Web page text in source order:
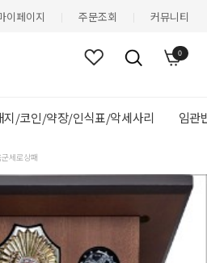
이페이지 주문조회 커뮤니티
0
지/코인/약장/인식표/악세사리 임관
세로상패